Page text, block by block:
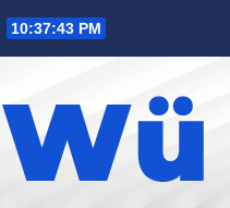
10:37:43 PM